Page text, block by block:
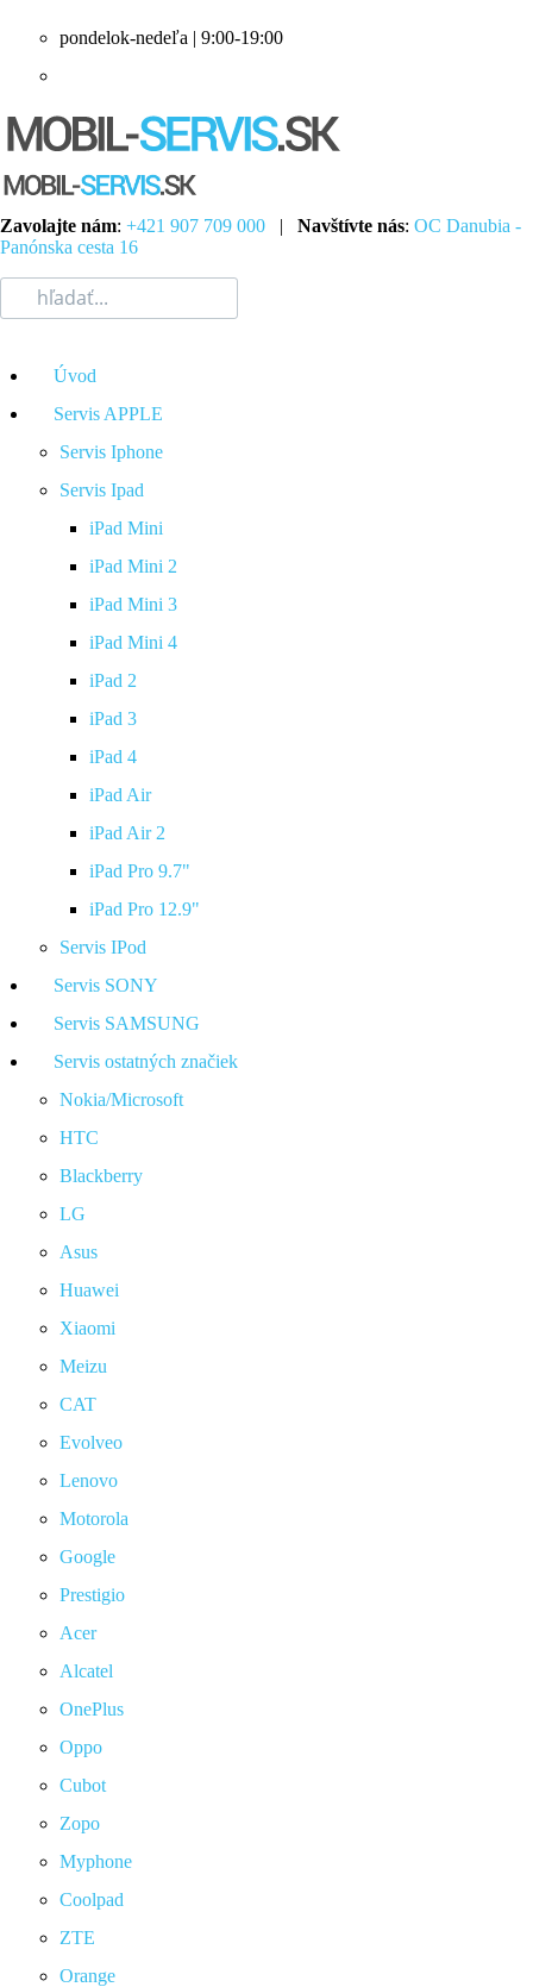
pondelok-nedeľa | 9:00-19:00
Zavolajte nám: +421 907 709 000 | Navštívte nás: OC Danubia -
Panónska cesta 16
Úvod
Servis APPLE
Servis Iphone
Servis Ipad
iPad Mini
iPad Mini 2
iPad Mini 3
iPad Mini 4
iPad 2
iPad 3
iPad 4
iPad Air
iPad Air 2
iPad Pro 9.7"
iPad Pro 12.9"
Servis IPod
Servis SONY
Servis SAMSUNG
Servis ostatných značiek
Nokia/Microsoft
HTC
Blackberry
LG
Asus
Huawei
Xiaomi
Meizu
CAT
Evolveo
Lenovo
Motorola
Google
Prestigio
Acer
Alcatel
OnePlus
Oppo
Cubot
Zopo
Myphone
Coolpad
ZTE
Orange